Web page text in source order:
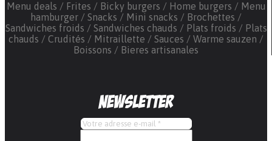
Menu deals Frites Bicky burgers Home burgers
Menu
hamburger
Snacks Mini snacks
Brochettes
Sandwiches froids
Sandwiches chauds Plats froids
Plats
chauds
Crudités Mitraillette Sauces
Warme sauzen
Boissons
Bieres artisanales
Newsletter